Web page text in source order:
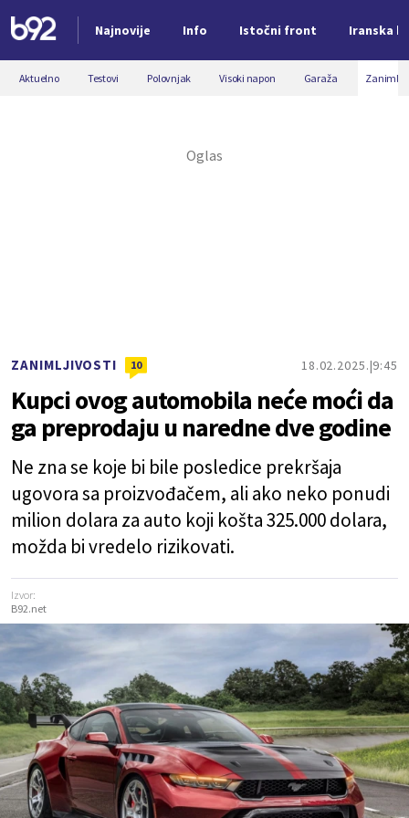
Najnovije Info Istočni front Iranska
Nova vest
Aktuelno Testovi Polovnjak Visoki napon Garaža
ZANIMLJIVOSTI 10 18.02.2025. 9:45
Kupci ovog automobila neće moći da
ga preprodaju u naredne dve godine
Ne zna se koje bi bile posledice prekršaja
ugovora sa proizvođačem, ali ako neko ponudi
milion dolara za auto koji košta 325.000 dolara,
možda bi vredelo rizikovati.
Izvor:
B92.net